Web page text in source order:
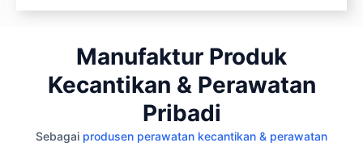
Manufaktur Produk
Kecantikan & Perawatan
Pribadi
Sebagai produsen perawatan kecantikan & perawatan